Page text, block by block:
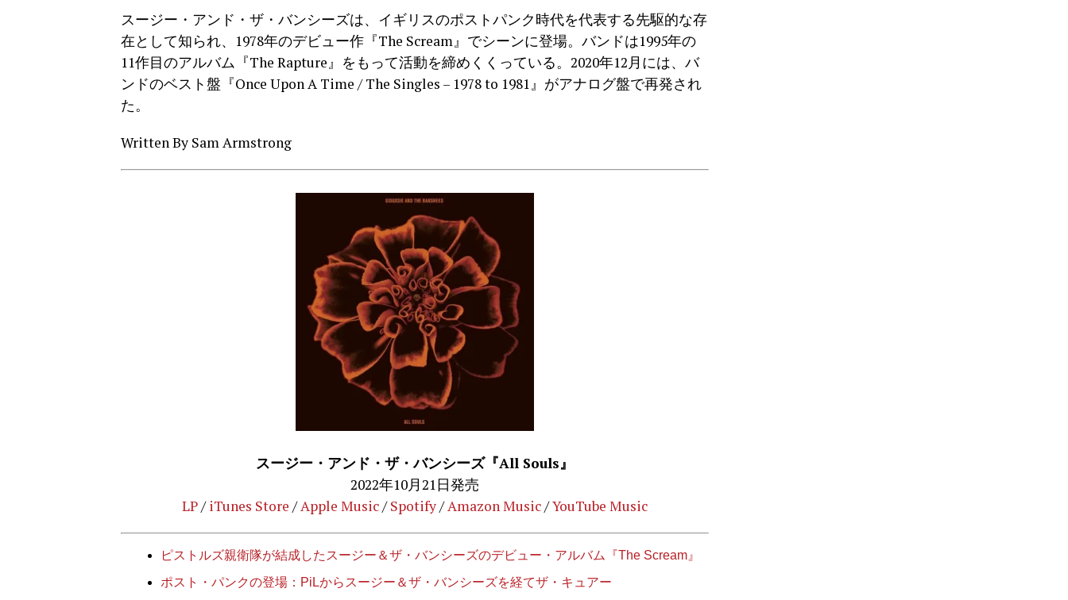
スージー・アンド・ザ・バンシーズは、イギリスのポストパンク時代を代表する先駆的な存
在として知られ、1978年のデビュー作『The Scream』でシーンに登場。バンドは1995年の
11作目のアルバム『The Rapture』をもって活動を締めくくっている。2020年12月には、バ
ンドのベスト盤『Once Upon A Time / The Singles – 1978 to 1981』がアナログ盤で再発され
た。
Written By Sam Armstrong
スージー・アンド・ザ・バンシーズ『All Souls』
2022年10月21日発売
LP/iTunes Store /Apple Music/Spotify/Amazon Music/YouTube Music
ピストルズ親衛隊が結成したスージー＆ザ・バンシーズのデビュー・アルバム『The Scream』
ポスト・パンクの登場：PiLからスージー＆ザ・バンシーズを経てザ・キュアー